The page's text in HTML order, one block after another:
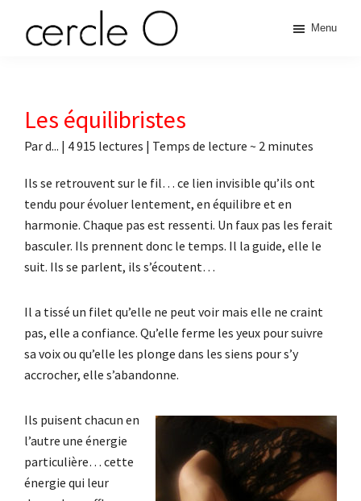
principale
O
érotique
Menu
Les équilibristes
Pard... | 4 915 lectures | Temps de lecture ~ 2 minutes
Ils se retrouvent sur le fil… ce lien invisible qu’ils ont
tendu pour évoluer lentement, en équilibre et en
harmonie. Chaque pas est ressenti. Un faux pas les ferait
basculer. Ils prennent donc le temps. Il la guide, elle le
suit. Ils se parlent, ils s’écoutent…
Il a tissé un filet qu’elle ne peut voir mais elle ne craint
pas, elle a confiance. Qu’elle ferme les yeux pour suivre
sa voix ou qu’elle les plonge dans les siens pour s’y
accrocher, elle s’abandonne.
Ils puisent chacun en
l’autre une énergie
particulière… cette
énergie qui leur